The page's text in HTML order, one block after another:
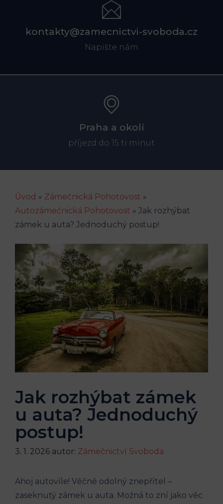
kontakty@zamecnictvi-svoboda.cz
Napište nám
Praha a okolí
příjezd do 15 ti minut
Úvod » Zámečnická Pohotovost »
Autozámečnická Pohotovost » Jak rozhýbat
zámek u auta? Jednoduchý postup!
Jak rozhýbat zámek
u auta? Jednoduchý
postup!
3. 1. 2026 autor: Zámečnictví Svoboda
Ahoj autovíle! Věčně odolný znepřítel –
zaseknutý zámek u auta. Možná to zní jako věc